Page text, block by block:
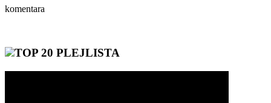
komentara
TOP 20 PLEJLISTA